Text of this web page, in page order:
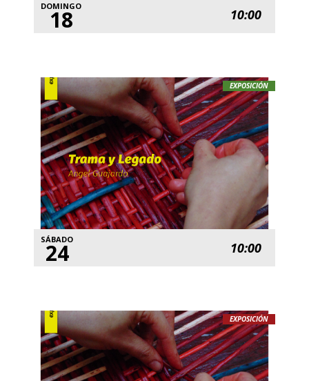
DOMINGO
18 10:00
EXPOSICIÓN
SÁBADO
24 10:00
EXPOSICIÓN